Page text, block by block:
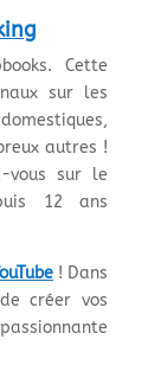
Cette
sur les
autres !
vous sur le
12 ans
! Dans
créer vos